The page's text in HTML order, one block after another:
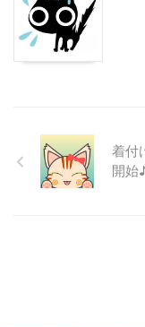
着付
開始